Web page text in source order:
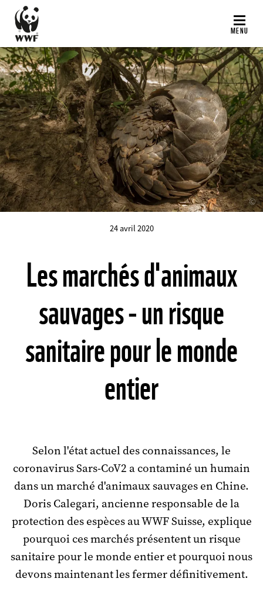
contenu
principal
MENU
©
24 avril 2020
Les marchés d'animaux
sauvages - un risque
sanitaire pour le monde
entier
Selon l'état actuel des connaissances, le
coronavirus Sars-CoV2 a contaminé un humain
dans un marché d'animaux sauvages en Chine.
Doris Calegari, ancienne responsable de la
protection des espèces au WWF Suisse, explique
pourquoi ces marchés présentent un risque
sanitaire pour le monde entier et pourquoi nous
devons maintenant les fermer définitivement.